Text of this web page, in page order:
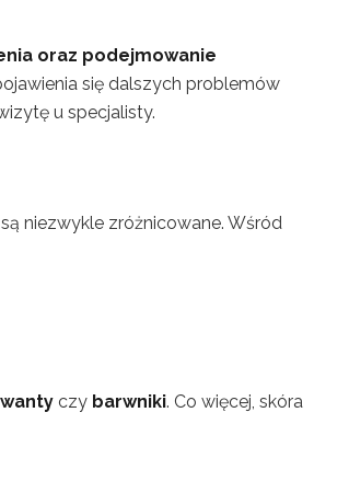
oraz podejmowanie
się dalszych problemów
u specjalisty.
niezwykle zróżnicowane. Wśród
czy barwniki. Co więcej, skóra